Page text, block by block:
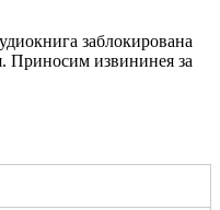
заблокирована
Приносим извининея за